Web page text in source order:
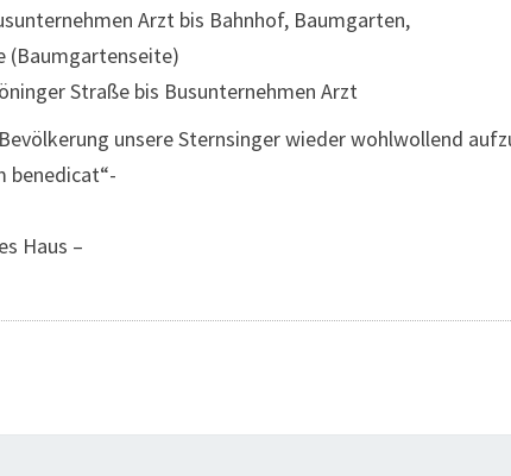
Arzt bis Bahnhof, Baumgarten,
(Baumgartenseite)
Straße bis Busunternehmen Arzt
unsere Sternsinger wieder wohlwollend
benedicat“-
Haus –